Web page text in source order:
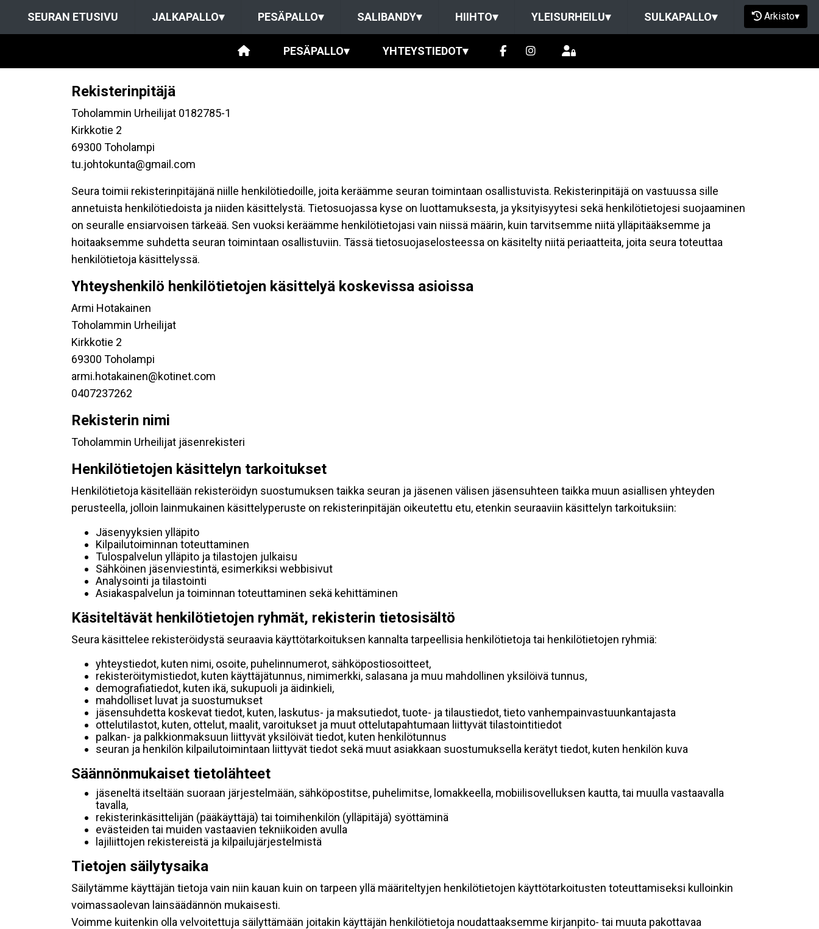
SEURAN ETUSIVU JALKAPALLO▾ PESÄPALLO▾ SALIBANDY▾ HIIHTO▾ YLEISURHEILU▾ SULKAPALLO▾ Arkisto▾
PESÄPALLO▾ YHTEYSTIEDOT▾
Rekisterinpitäjä
Toholammin Urheilijat 0182785-1
Kirkkotie 2
69300 Toholampi
tu.johtokunta@gmail.com
Seura toimii rekisterinpitäjänä niille henkilötiedoille, joita keräämme seuran toimintaan osallistuvista. Rekisterinpitäjä on vastuussa sille
annetuista henkilötiedoista ja niiden käsittelystä. Tietosuojassa kyse on luottamuksesta, ja yksityisyytesi sekä henkilötietojesi suojaaminen
on seuralle ensiarvoisen tärkeää. Sen vuoksi keräämme henkilötietojasi vain niissä määrin, kuin tarvitsemme niitä ylläpitääksemme ja
hoitaaksemme suhdetta seuran toimintaan osallistuviin. Tässä tietosuojaselosteessa on käsitelty niitä periaatteita, joita seura toteuttaa
henkilötietoja käsittelyssä.
Yhteyshenkilö henkilötietojen käsittelyä koskevissa asioissa
Armi Hotakainen
Toholammin Urheilijat
Kirkkotie 2
69300 Toholampi
armi.hotakainen@kotinet.com
0407237262
Rekisterin nimi
Toholammin Urheilijat jäsenrekisteri
Henkilötietojen käsittelyn tarkoitukset
Henkilötietoja käsitellään rekisteröidyn suostumuksen taikka seuran ja jäsenen välisen jäsensuhteen taikka muun asiallisen yhteyden
perusteella, jolloin lainmukainen käsittelyperuste on rekisterinpitäjän oikeutettu etu, etenkin seuraaviin käsittelyn tarkoituksiin:
Jäsenyyksien ylläpito
Kilpailutoiminnan toteuttaminen
Tulospalvelun ylläpito ja tilastojen julkaisu
Sähköinen jäsenviestintä, esimerkiksi webbisivut
Analysointi ja tilastointi
Asiakaspalvelun ja toiminnan toteuttaminen sekä kehittäminen
Käsiteltävät henkilötietojen ryhmät, rekisterin tietosisältö
Seura käsittelee rekisteröidystä seuraavia käyttötarkoituksen kannalta tarpeellisia henkilötietoja tai henkilötietojen ryhmiä:
yhteystiedot, kuten nimi, osoite, puhelinnumerot, sähköpostiosoitteet,
rekisteröitymistiedot, kuten käyttäjätunnus, nimimerkki, salasana ja muu mahdollinen yksilöivä tunnus,
demografiatiedot, kuten ikä, sukupuoli ja äidinkieli,
mahdolliset luvat ja suostumukset
jäsensuhdetta koskevat tiedot, kuten, laskutus- ja maksutiedot, tuote- ja tilaustiedot, tieto vanhempainvastuunkantajasta
ottelutilastot, kuten, ottelut, maalit, varoitukset ja muut ottelutapahtumaan liittyvät tilastointitiedot
palkan- ja palkkionmaksuun liittyvät yksilöivät tiedot, kuten henkilötunnus
seuran ja henkilön kilpailutoimintaan liittyvät tiedot sekä muut asiakkaan suostumuksella kerätyt tiedot, kuten henkilön kuva
Säännönmukaiset tietolähteet
jäseneltä itseltään suoraan järjestelmään, sähköpostitse, puhelimitse, lomakkeella, mobiilisovelluksen kautta, tai muulla vastaavalla
tavalla,
rekisterinkäsittelijän (pääkäyttäjä) tai toimihenkilön (ylläpitäjä) syöttäminä
evästeiden tai muiden vastaavien tekniikoiden avulla
lajiliittojen rekistereistä ja kilpailujärjestelmistä
Tietojen säilytysaika
Säilytämme käyttäjän tietoja vain niin kauan kuin on tarpeen yllä määriteltyjen henkilötietojen käyttötarkoitusten toteuttamiseksi kulloinkin
voimassaolevan lainsäädännön mukaisesti.
Voimme kuitenkin olla velvoitettuja säilyttämään joitakin käyttäjän henkilötietoja noudattaaksemme kirjanpito- tai muuta pakottavaa